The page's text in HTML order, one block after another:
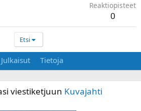
Reaktiopisteet
0
Etsi
Julkaisut Tietoja
viestiketjuun Kuvajahti